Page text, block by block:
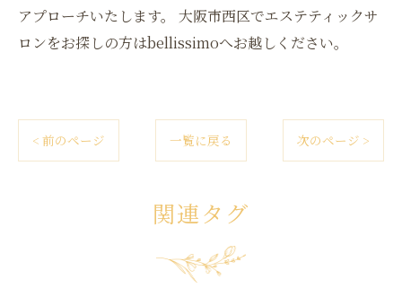
アプローチいたします。 大阪市西区でエステティックサ
ロンをお探しの方はbellissimoへお越しください。
< 前のページ 一覧に戻る 次のページ >
関連タグ